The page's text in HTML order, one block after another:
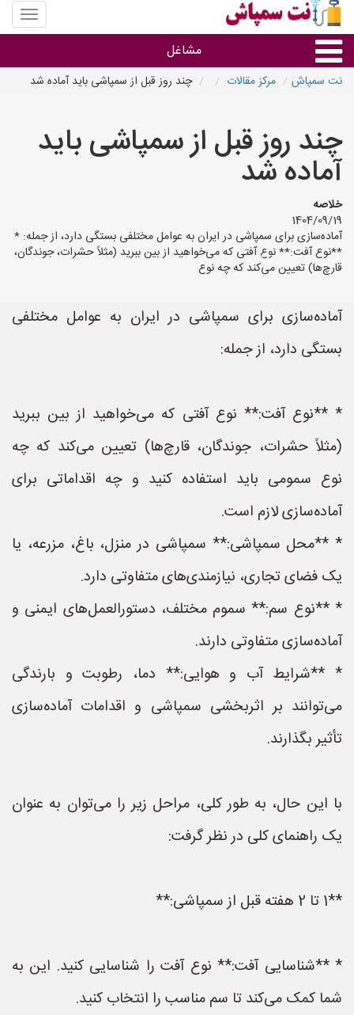
منوی
سایت
مشاغل
استان ها
نت سمپاش مرکز مقالات چند روز قبل از سمپاشی باید آماده شد
چند روز قبل از سمپاشی باید
آماده شد
خلاصه
1404/09/19
آماده‌سازی برای سمپاشی در ایران به عوامل مختلفی بستگی دارد، از جمله: *
**نوع آفت:** نوع آفتی که می‌خواهید از بین ببرید (مثلاً حشرات، جوندگان،
قارچ‌ها) تعیین می‌کند که چه نوع
آماده‌سازی برای سمپاشی در ایران به عوامل مختلفی
بستگی دارد، از جمله:
* **نوع آفت:** نوع آفتی که می‌خواهید از بین ببرید
(مثلاً حشرات، جوندگان، قارچ‌ها) تعیین می‌کند که چه
نوع سمومی باید استفاده کنید و چه اقداماتی برای
آماده‌سازی لازم است.
* **محل سمپاشی:** سمپاشی در منزل، باغ، مزرعه، یا
یک فضای تجاری، نیازمندی‌های متفاوتی دارد.
* **نوع سم:** سموم مختلف، دستورالعمل‌های ایمنی و
آماده‌سازی متفاوتی دارند.
* **شرایط آب و هوایی:** دما، رطوبت و بارندگی
می‌توانند بر اثربخشی سمپاشی و اقدامات آماده‌سازی
تأثیر بگذارند.
با این حال، به طور کلی، مراحل زیر را می‌توان به عنوان
یک راهنمای کلی در نظر گرفت:
**1 تا 2 هفته قبل از سمپاشی:**
* **شناسایی آفت:** نوع آفت را شناسایی کنید. این به
شما کمک می‌کند تا سم مناسب را انتخاب کنید.